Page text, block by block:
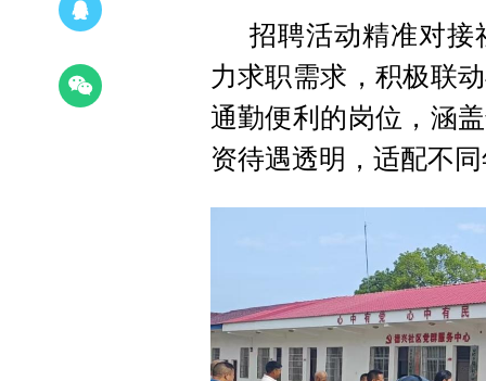
招聘活动精准对接
力求职需求，积极联
通勤便利的岗位，涵
资待遇透明，适配不